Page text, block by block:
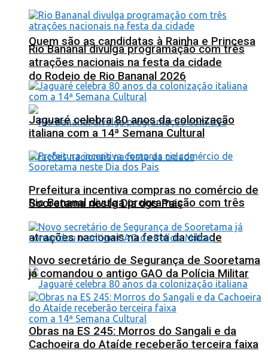
Quem são as candidatas à Rainha e Princesa
do Rodeio de Rio Bananal 2026
Rio Bananal divulga programação com três
atrações nacionais na festa da cidade
Rio Bananal divulga programação com três
atrações nacionais na festa da cidade
Jaguaré celebra 80 anos da colonização
italiana com a 14ª Semana Cultural
Prefeitura incentiva compras no comércio de
Sooretama neste Dia dos Pais
Novo secretário de Segurança de Sooretama
já comandou o antigo GAO da Polícia Militar
Obras na ES 245: Morros do Sangali e da
Cachoeira do Ataíde receberão terceira faixa